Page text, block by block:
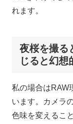
れます。
夜桜を撮る
じると幻想
私の場合はRAW
います。カメラ
色味を変えるこ